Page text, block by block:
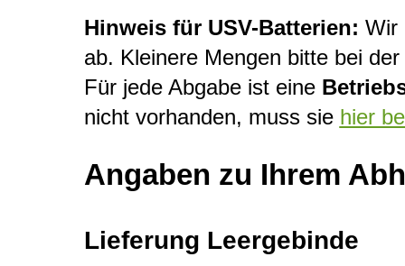
Hinweis für USV-Batterien: Wir
ab. Kleinere Mengen bitte bei
Für jede Abgabe ist eine
nicht vorhanden, muss sie hier
Angaben zu Ihrem
Lieferung Leergebinde